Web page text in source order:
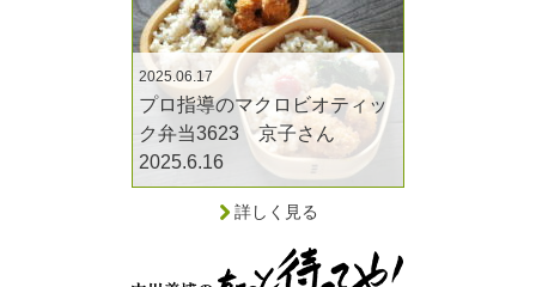
2025.06.17
プロ指導のマクロビオティッ
ク弁当3623 京子さん
2025.6.16
詳しく見る